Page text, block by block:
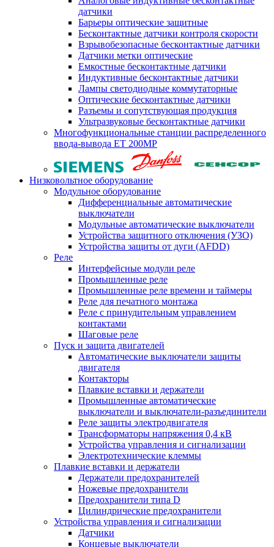
датчики
Барьеры оптические защитные
Бесконтактные датчики контроля скорости
Взрывобезопасные бесконтактные датчики
Датчики метки оптические
Емкостные бесконтактные датчики
Индуктивные бесконтактные датчики
Лампы светодиодные коммутаторные
Оптические бесконтактные датчики
Разъемы и сопутствующая продукция
Ультразвуковые бесконтактные датчики
Многофункциональные станции распределенного
ввода-вывода ET 200MP
Низковольтное оборудование
Модульное оборудование
Дифференциальные автоматические
выключатели
Модульные автоматические выключатели
Устройства защитного отключения (УЗО)
Устройства защиты от дуги (AFDD)
Реле
Интерфейсные модули реле
Промышленные реле
Промышленные реле времени и таймеры
Реле для печатного монтажа
Реле с принудительным управлением
контактами
Шаговые реле
Пуск и защита двигателей
Автоматические выключатели защиты
двигателя
Контакторы
Плавкие вставки и держатели
Промышленные автоматические
выключатели и выключатели-разъединители
Реле защиты электродвигателя
Трансформаторы напряжения 0,4 кВ
Устройства управления и сигнализации
Электротехнические клеммы
Плавкие вставки и держатели
Держатели предохранителей
Ножевые предохранители
Предохранители типа D
Цилиндрические предохранители
Устройства управления и сигнализации
Датчики
Концевые выключатели